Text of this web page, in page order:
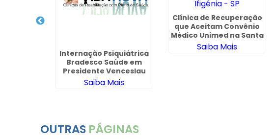
Internação Psiquiátrica
Bradesco Saúde em
Presidente Venceslau
Saiba Mais
Clínica de Recuperação
que Aceitam Convênio
Médico Unimed na Santa
Ifigênia - SP
Saiba Mais
OUTRAS PÁGINAS